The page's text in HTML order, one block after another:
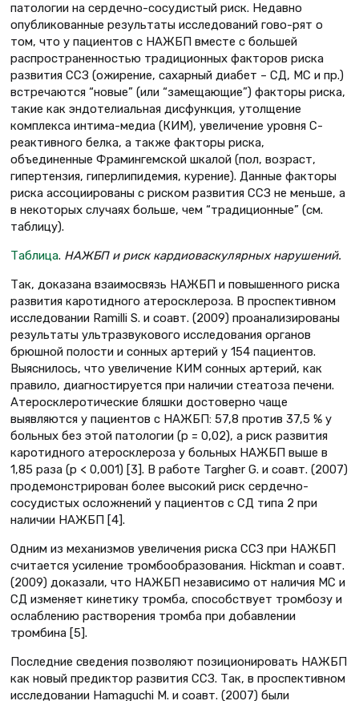
патологии на сердечно-сосудистый риск. Недавно
опубликованные результаты исследований гово-рят о
том, что у пациентов с НАЖБП вместе с большей
распространенностью традиционных факторов риска
развития ССЗ (ожирение, сахарный диабет – СД, МС и пр.)
встречаются “новые” (или “замещающие”) факторы риска,
такие как эндотелиальная дисфункция, утолщение
комплекса интима-медиа (КИМ), увеличение уровня С-
реактивного белка, а также факторы риска,
объединенные Фрамингемской шкалой (пол, возраст,
гипертензия, гиперлипидемия, курение). Данные факторы
риска ассоциированы с риском развития ССЗ не меньше, а
в некоторых случаях больше, чем “традиционные” (см.
таблицу).
Таблица. НАЖБП и риск кардиоваскулярных нарушений.
Так, доказана взаимосвязь НАЖБП и повышенного риска
развития каротидного атеросклероза. В проспективном
исследовании Ramilli S. и соавт. (2009) проанализированы
результаты ультразвукового исследования органов
брюшной полости и сонных артерий у 154 пациентов.
Выяснилось, что увеличение КИМ сонных артерий, как
правило, диагностируется при наличии стеатоза печени.
Атеросклеротические бляшки достоверно чаще
выявляются у пациентов с НАЖБП: 57,8 против 37,5 % у
больных без этой патологии (р = 0,02), а риск развития
каротидного атеросклероза у больных НАЖБП выше в
1,85 раза (р < 0,001) [3]. В работе Targher G. и соавт. (2007)
продемонстрирован более высокий риск сердечно-
сосудистых осложнений у пациентов с СД типа 2 при
наличии НАЖБП [4].
Одним из механизмов увеличения риска ССЗ при НАЖБП
считается усиление тромбообразования. Hickman и соавт.
(2009) доказали, что НАЖБП независимо от наличия МС и
СД изменяет кинетику тромба, способствует тромбозу и
ослаблению растворения тромба при добавлении
тромбина [5].
Последние сведения позволяют позиционировать НАЖБП
как новый предиктор развития ССЗ. Так, в проспективном
исследовании Hamaguchi M. и соавт. (2007) были